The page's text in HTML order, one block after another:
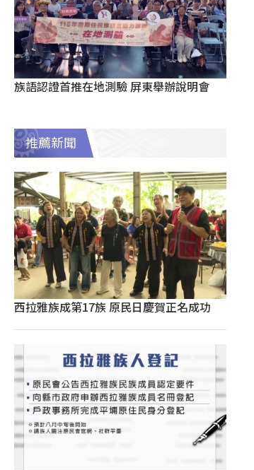
族語認證首推在地測驗 屏東舉辦說明會
推薦新聞
西拉雅族成第17族 原民日慶賀正名成功